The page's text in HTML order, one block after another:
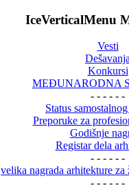
IceVerticalMenu
Vesti
Konkursi
MEĐUNARODNA
- - - - - -
Status
Preporuke za
Godišnje
Registar dela
- - - - - -
velika nagrada arhitekture